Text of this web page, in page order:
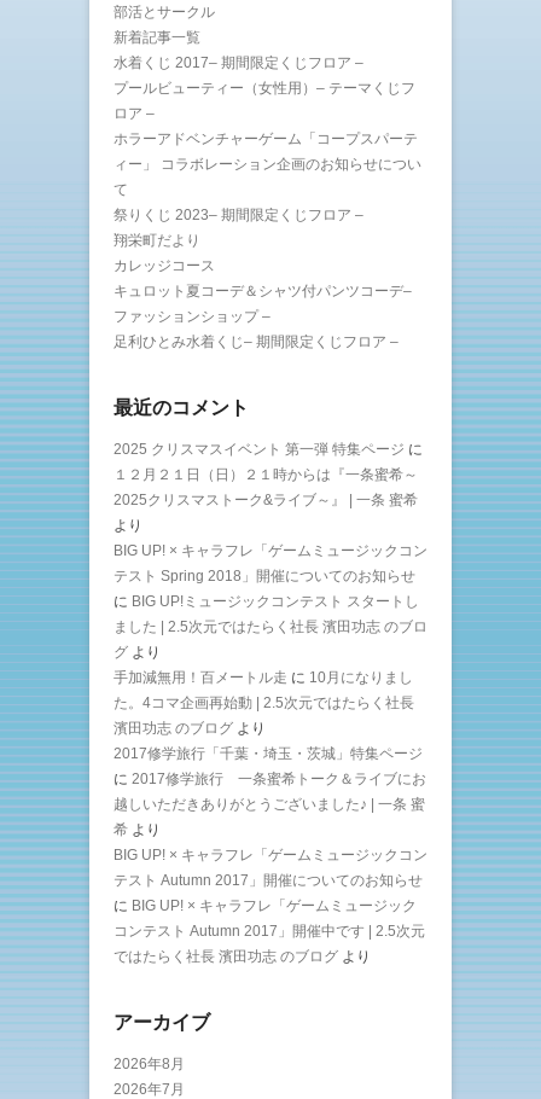
部活とサークル
新着記事一覧
水着くじ 2017– 期間限定くじフロア –
プールビューティー（女性用）– テーマくじフ
ロア –
ホラーアドベンチャーゲーム「コープスパーテ
ィー」 コラボレーション企画のお知らせについ
て
祭りくじ 2023– 期間限定くじフロア –
翔栄町だより
カレッジコース
キュロット夏コーデ＆シャツ付パンツコーデ–
ファッションショップ –
足利ひとみ水着くじ– 期間限定くじフロア –
最近のコメント
2025 クリスマスイベント 第一弾 特集ページ に
１２月２１日（日）２１時からは『一条蜜希～
2025クリスマストーク&ライブ～』 | 一条 蜜希
より
BIG UP! × キャラフレ「ゲームミュージックコン
テスト Spring 2018」開催についてのお知らせ
に BIG UP!ミュージックコンテスト スタートし
ました | 2.5次元ではたらく社長 濱田功志 のブロ
グ より
手加減無用！百メートル走 に 10月になりまし
た。4コマ企画再始動 | 2.5次元ではたらく社長
濱田功志 のブログ より
2017修学旅行「千葉・埼玉・茨城」特集ページ
に 2017修学旅行 一条蜜希トーク＆ライブにお
越しいただきありがとうございました♪ | 一条 蜜
希 より
BIG UP! × キャラフレ「ゲームミュージックコン
テスト Autumn 2017」開催についてのお知らせ
に BIG UP! × キャラフレ「ゲームミュージック
コンテスト Autumn 2017」開催中です | 2.5次元
ではたらく社長 濱田功志 のブログ より
アーカイブ
2026年8月
2026年7月